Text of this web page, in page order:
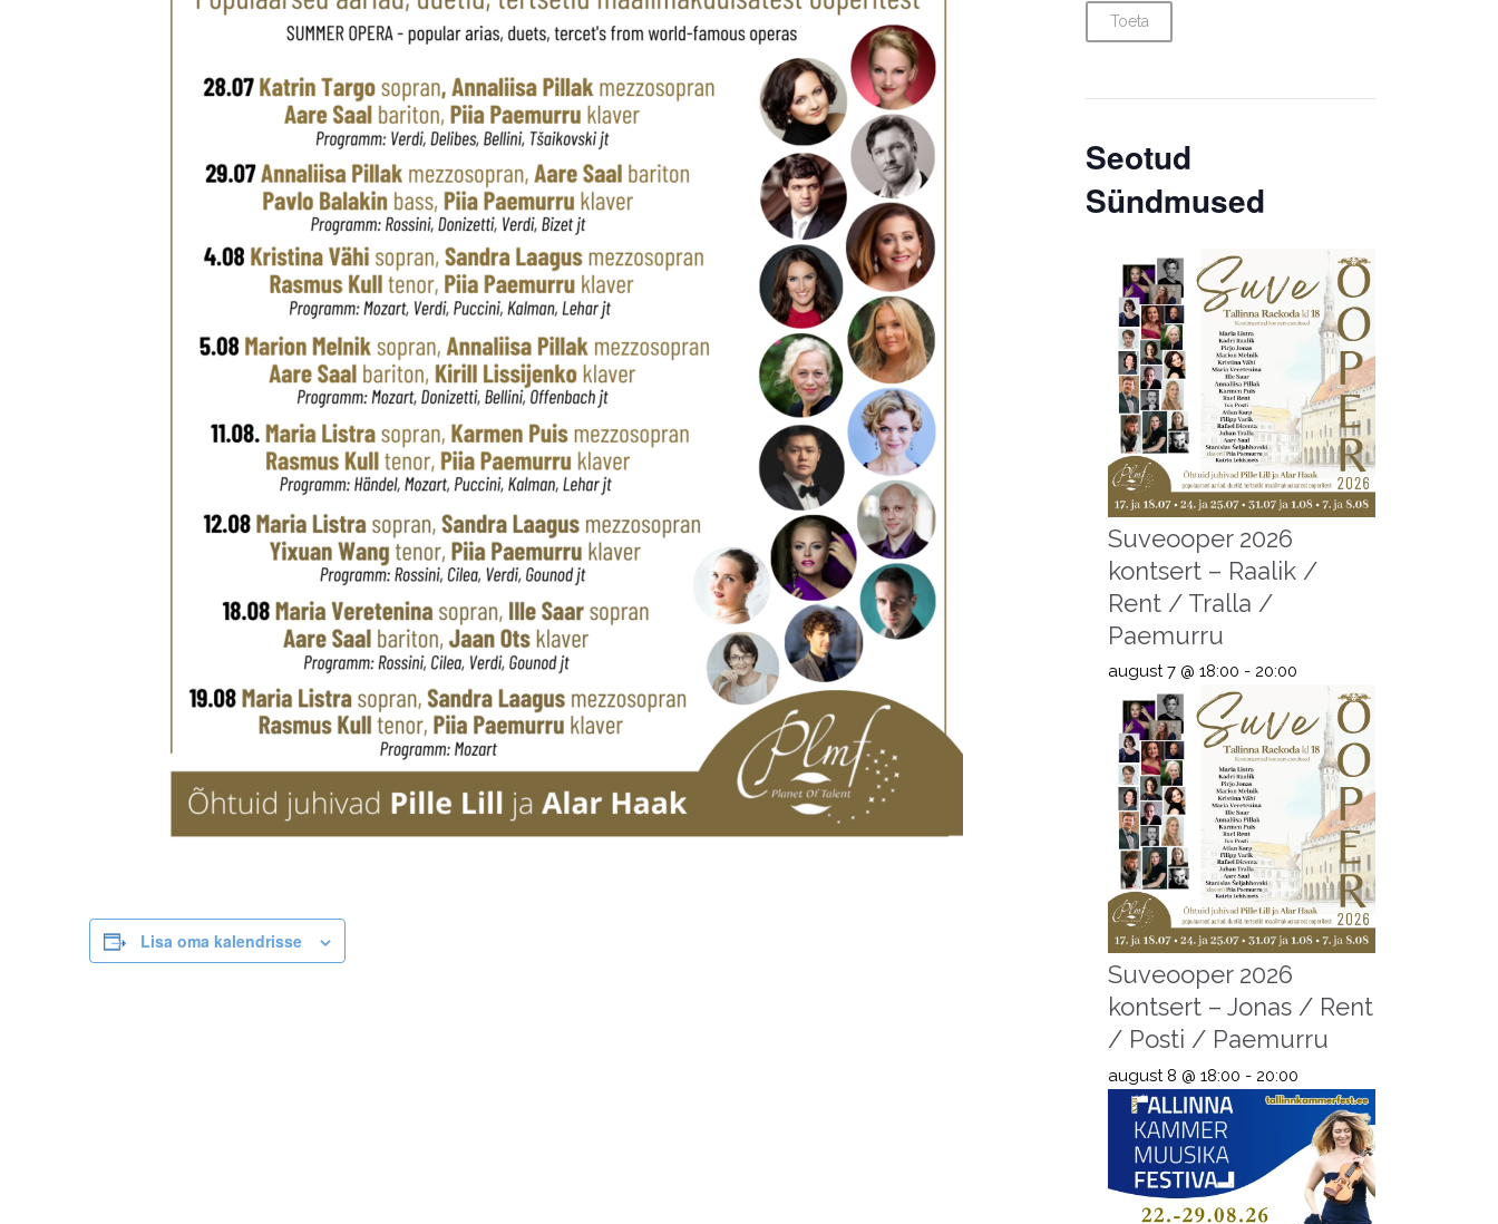
Lisa oma kalendrisse
Toeta
Seotud
Sündmused
Suveooper 2026
kontsert – Raalik /
Rent / Tralla /
Paemurru
august 7 @ 18:00 - 20:00
Suveooper 2026
kontsert – Jonas / Rent
/ Posti / Paemurru
august 8 @ 18:00 - 20:00